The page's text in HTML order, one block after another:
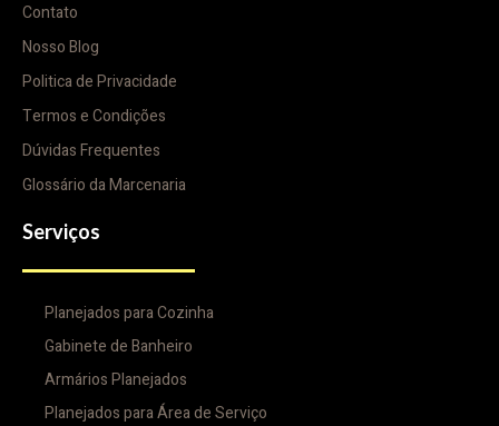
Contato
Nosso Blog
Politica de Privacidade
Termos e Condições
Dúvidas Frequentes
Glossário da Marcenaria
Serviços
Planejados para Cozinha
Gabinete de Banheiro
Armários Planejados
Planejados para Área de Serviço